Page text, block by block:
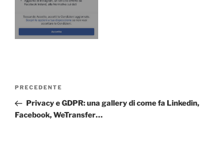
Navigazione
Articolo
precedente:
PRECEDENTE
Privacy e GDPR: una gallery di come fa Linkedin,
Facebook, WeTransfer…